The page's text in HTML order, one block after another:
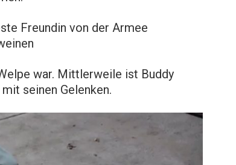
Freundin von der Armee
war. Mittlerweile ist Buddy
seinen Gelenken.